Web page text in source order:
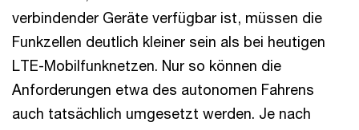
verbindender Geräte verfügbar ist, müssen die
Funkzellen deutlich kleiner sein als bei heutigen
LTE-Mobilfunknetzen. Nur so können die
Anforderungen etwa des autonomen Fahrens
auch tatsächlich umgesetzt werden. Je nach